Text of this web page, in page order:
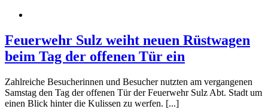
Feuerwehr Sulz weiht neuen Rüstwagen
beim Tag der offenen Tür ein
Zahlreiche Besucherinnen und Besucher nutzten am vergangenen
Samstag den Tag der offenen Tür der Feuerwehr Sulz Abt. Stadt um
einen Blick hinter die Kulissen zu werfen. [...]